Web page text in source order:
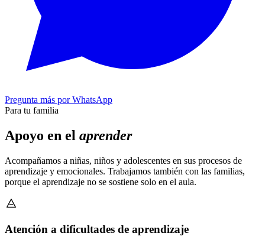
Pregunta más por WhatsApp
Para tu familia
Apoyo en el aprender
Acompañamos a niñas, niños y adolescentes en sus procesos de
aprendizaje y emocionales. Trabajamos también con las familias,
porque el aprendizaje no se sostiene solo en el aula.
Atención a dificultades de aprendizaje